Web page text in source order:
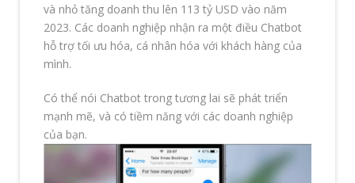
và nhỏ tăng doanh thu lên 113 tỷ USD vào năm
2023. Các doanh nghiệp nhận ra một điều Chatbot
hỗ trợ tối ưu hóa, cá nhân hóa với khách hàng của
mình.
Có thể nói Chatbot trong tương lai sẽ phát triển
mạnh mẽ, và có tiềm năng với các doanh nghiệp
của bạn.